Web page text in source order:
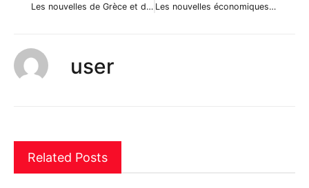
Les nouvelles de Grèce et du Portugal confortent la hausse de l’EURUSD Les nouvelles économiques du marché des changes du 31 octobre 2012
user
Related Posts